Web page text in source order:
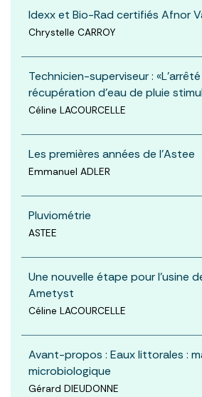
Idexx et Bio-Rad certifiés Afnor
Chrystelle CARROY
Technicien-superviseur :
récupération d'eau de pluie
Céline LACOURCELLE
Les premières années de l'Astee
Emmanuel ADLER
Pluviométrie
ASTEE
Une nouvelle étape pour l'usine
Ametyst
Céline LACOURCELLE
Avant-propos : Eaux littorales :
microbiologique
Gérard DIEUDONNE